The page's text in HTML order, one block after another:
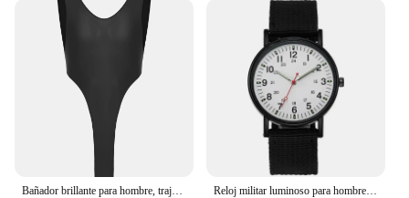
outings, or pool parties
Performance and Property: Quick-drying fabric
ensures you stay dry and comfortable
Shape or Size or Weight or Quantity: Available in a
range of sizes to fit all body types
Applicable People: Designed for men seeking a
stylish and functional swimwear option
Features:
|Wholesale|Vendors|
Reloj militar luminoso para hombre, pulsera de cuarzo, resistente a los golpes, diseño de lujo